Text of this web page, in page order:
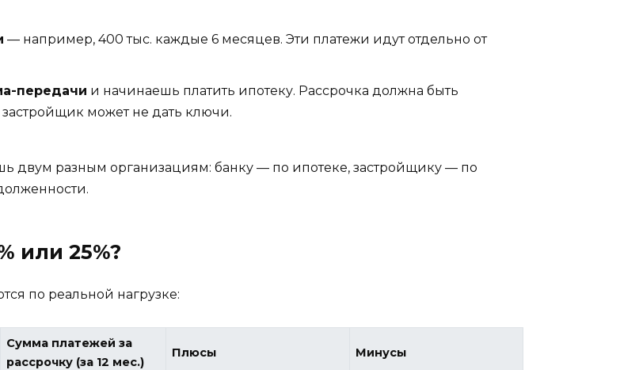
— например, 400 тыс. каждые 6 месяцев. Эти платежи идут отдельно от
передачи и начинаешь платить ипотеку. Рассрочка должна быть
может не дать ключи.
двум разным организациям: банку — по ипотеке, застройщику — по
или 25%?
по реальной нагрузке:
Сумма платежей за
рассрочку (за 12 мес.)
Плюсы Минусы